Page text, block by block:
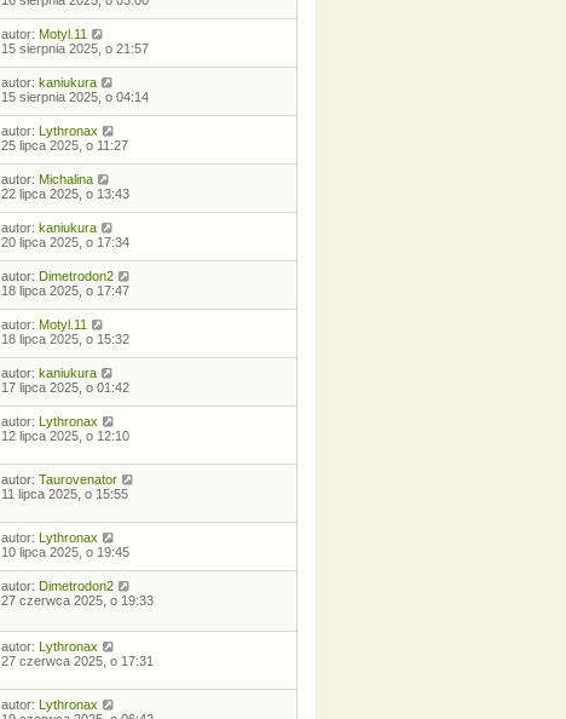
autor: Motyl.11
15 sierpnia 2025, o 21:57
autor: kaniukura
15 sierpnia 2025, o 04:14
autor: Lythronax
25 lipca 2025, o 11:27
autor: Michalina
22 lipca 2025, o 13:43
autor: kaniukura
20 lipca 2025, o 17:34
autor: Dimetrodon2
18 lipca 2025, o 17:47
autor: Motyl.11
18 lipca 2025, o 15:32
autor: kaniukura
17 lipca 2025, o 01:42
autor: Lythronax
12 lipca 2025, o 12:10
autor: Taurovenator
11 lipca 2025, o 15:55
autor: Lythronax
10 lipca 2025, o 19:45
autor: Dimetrodon2
27 czerwca 2025, o 19:33
autor: Lythronax
27 czerwca 2025, o 17:31
autor: Lythronax